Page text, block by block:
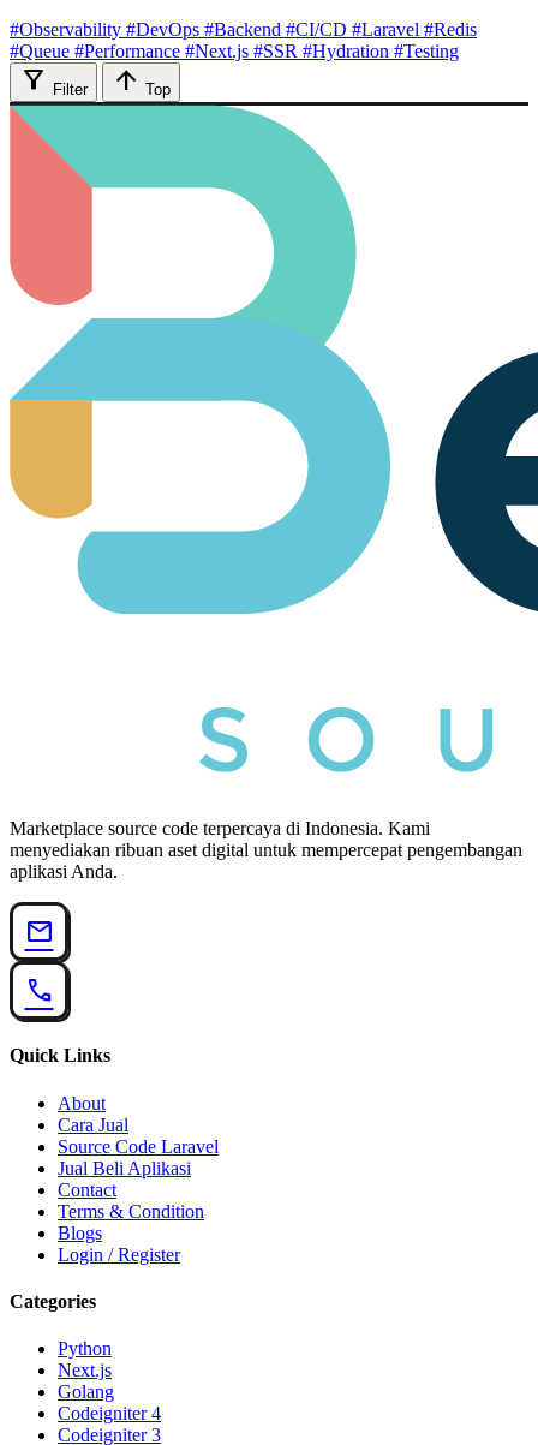
#Observability #DevOps #Backend #CI/CD #Laravel #Redis
#Queue #Performance #Next.js #SSR #Hydration #Testing
filter_alt Filter arrow_upward Top
Marketplace source code terpercaya di Indonesia. Kami
menyediakan ribuan aset digital untuk mempercepat pengembangan
aplikasi Anda.
mail
call
Quick Links
About
Cara Jual
Source Code Laravel
Jual Beli Aplikasi
Contact
Terms & Condition
Blogs
Login / Register
Categories
Python
Next.js
Golang
Codeigniter 4
Codeigniter 3